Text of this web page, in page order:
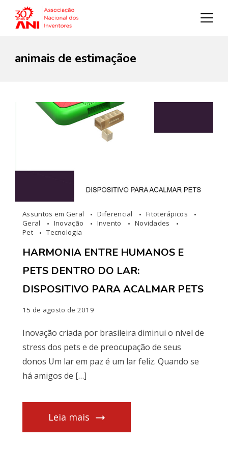
animais de estimaçãoe
Assuntos em Geral Diferencial
Fitoterápicos
Geral
Inovação Invento
Novidades
Pet
Tecnologia
HARMONIA ENTRE HUMANOS E
PETS DENTRO DO LAR:
DISPOSITIVO PARA ACALMAR PETS
15 de agosto de 2019
Inovação criada por brasileira diminui o nível de
stress dos pets e de preocupação de seus
donos Um lar em paz é um lar feliz. Quando se
há amigos de […]
Leia mais